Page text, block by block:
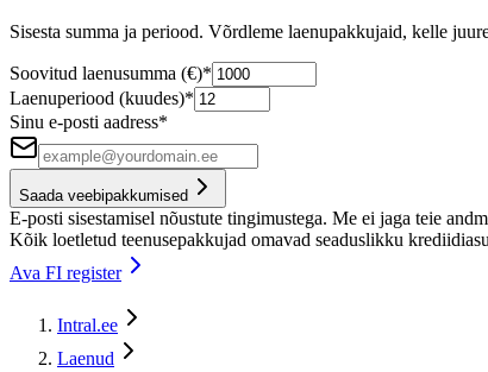
Sisesta summa ja periood. Võrdleme laenupakkujaid, kelle
Soovitud laenusumma (€)*
Laenuperiood (kuudes)*
Sinu e-posti aadress*
Saada veebipakkumised
E-posti sisestamisel nõustute tingimustega. Me ei jaga teie
Kõik loetletud teenusepakkujad omavad seaduslikku
Ava FI register
Intral.ee
Laenud